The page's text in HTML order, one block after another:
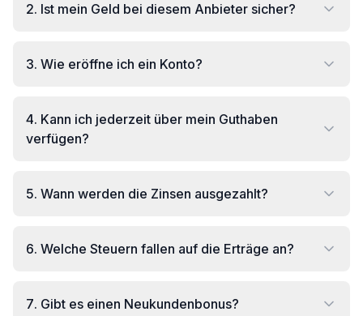
2. Ist mein Geld bei diesem Anbieter sicher?
3. Wie eröffne ich ein Konto?
4. Kann ich jederzeit über mein Guthaben
verfügen?
5. Wann werden die Zinsen ausgezahlt?
6. Welche Steuern fallen auf die Erträge an?
7. Gibt es einen Neukundenbonus?